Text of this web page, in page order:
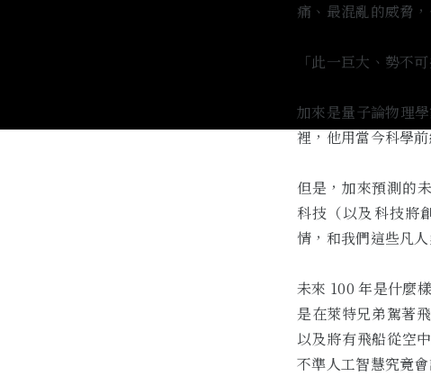
痛、最混亂的威脅
「此一巨大、勢不
加來是量子論物理
裡，他用當今科學
但是，加來預測的
科技（以及科技將
情，和我們這些凡人
未來 100 年是什麼
是在萊特兄弟駕著
以及將有飛船從空
不準人工智慧究竟